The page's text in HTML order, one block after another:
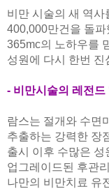
비만 시술의 새 역
400,000만건을 돌파
365mc의 노하우를
성원에 다시 한번
- 비만시술의 레전드
람스는 절개와 수면
추출하는 강력한 장
출시 이후 수많은
업그레이드된 후관
나만의 비만치료 유